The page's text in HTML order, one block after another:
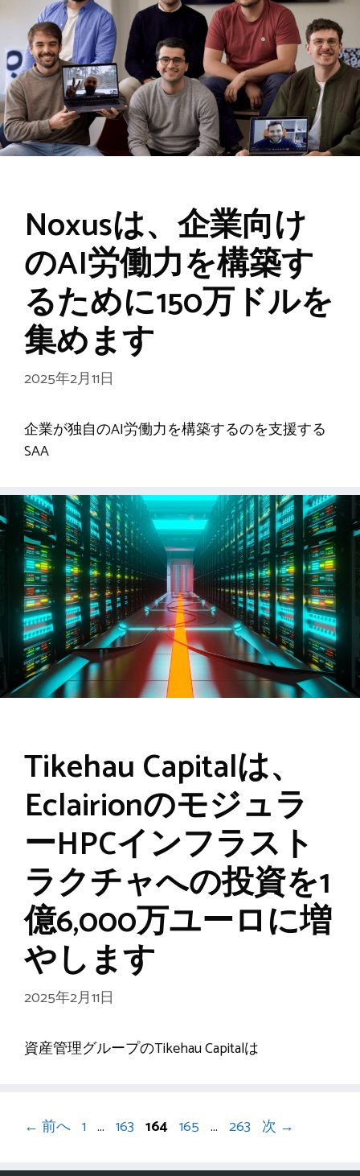
Noxusは、企業向け
のAI労働力を構築す
るために150万ドルを
集めます
2025年2月11日
企業が独自のAI労働力を構築するのを支援する
SAA
Tikehau Capitalは、
Eclairionのモジュラ
ーHPCインフラスト
ラクチャへの投資を1
億6,000万ユーロに増
やします
2025年2月11日
資産管理グループのTikehau Capitalは
← 前へ ペ
ジ
1 … ペ
ジ
163 ペ
ジ
164 ペ
ジ
165 … ペ
ジ
263 次 →